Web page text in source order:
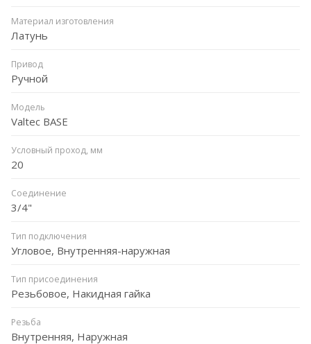
Материал изготовления
Латунь
Привод
Ручной
Модель
Valtec BASE
Условный проход, мм
20
Соединение
3/4"
Тип подключения
Угловое, Внутренняя-наружная
Тип присоединения
Резьбовое, Накидная гайка
Резьба
Внутренняя, Наружная